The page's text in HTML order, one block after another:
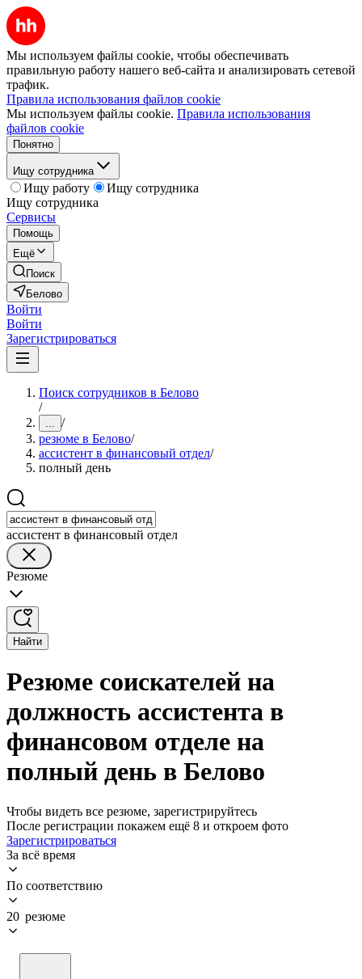
Мы используем файлы cookie, чтобы обеспечивать
правильную работу нашего веб-сайта и анализировать сетевой
трафик.
Правила использования файлов cookie
Мы используем файлы cookie. Правила использования
файлов cookie
Понятно
Ищу сотрудника
Ищу работу
Ищу сотрудника
Ищу сотрудника
Сервисы
Помощь
Ещё
Поиск
Белово
Войти
Войти
Зарегистрироваться
Поиск сотрудников в Белово
/
... /
резюме в Белово/
ассистент в финансовый отдел/
полный день
ассистент в финансовый отдел
Резюме
Найти
Резюме соискателей на
должность ассистента в
финансовом отделе на
полный день в Белово
Чтобы видеть все резюме, зарегистрируйтесь
После регистрации покажем ещё 8 и откроем фото
Зарегистрироваться
За всё время
По соответствию
20 резюме